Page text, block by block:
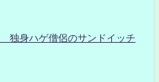
独身ハゲ僧侶のサンドイッチ